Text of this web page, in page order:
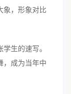
象，形象对比
生的速写。
，成为当年中